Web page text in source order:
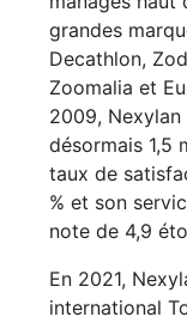
grandes
Decathlon,
Zoomalia et
2009,
désormais 1,5
taux de
% et son
note de 4,9
En 2021,
international